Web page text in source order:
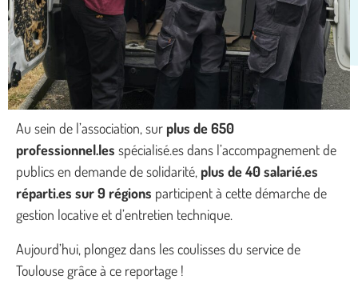
Au sein de l’association, sur plus de 650
professionnel.les spécialisé.es dans l’accompagnement de
publics en demande de solidarité, plus de 40 salarié.es
réparti.es sur 9 régions participent à cette démarche de
gestion locative et d’entretien technique.
Aujourd’hui, plongez dans les coulisses du service de
Toulouse grâce à ce reportage !